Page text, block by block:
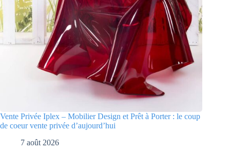
Vente Privée Iplex – Mobilier Design et Prêt à Porter : le coup
de coeur vente privée d’aujourd’hui
7 août 2026